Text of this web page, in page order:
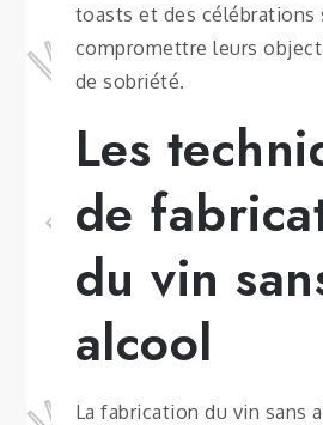
toasts et des célébrations
compromettre leurs
de sobriété.
Les
de
du vin
alcool
La fabrication du vin sans